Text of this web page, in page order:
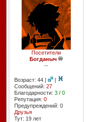
Посетители
Богданыч
--
Возраст: 44 |
|
Сообщений: 27
Благодарности: 3/ 0
Репутация: 0
Предупреждений: 0
Друзья
Тут: 19 лет